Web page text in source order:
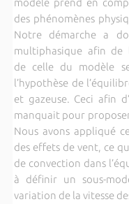
des phénomènes
Notre démarche a
multiphasique afin de
de celle du modèle
l’hypothèse de
et gazeuse. Ceci afin
manquait pour
Nous avons appliqué
des effets de vent, ce
de convection dans
à définir un sous-
variation de la vitesse